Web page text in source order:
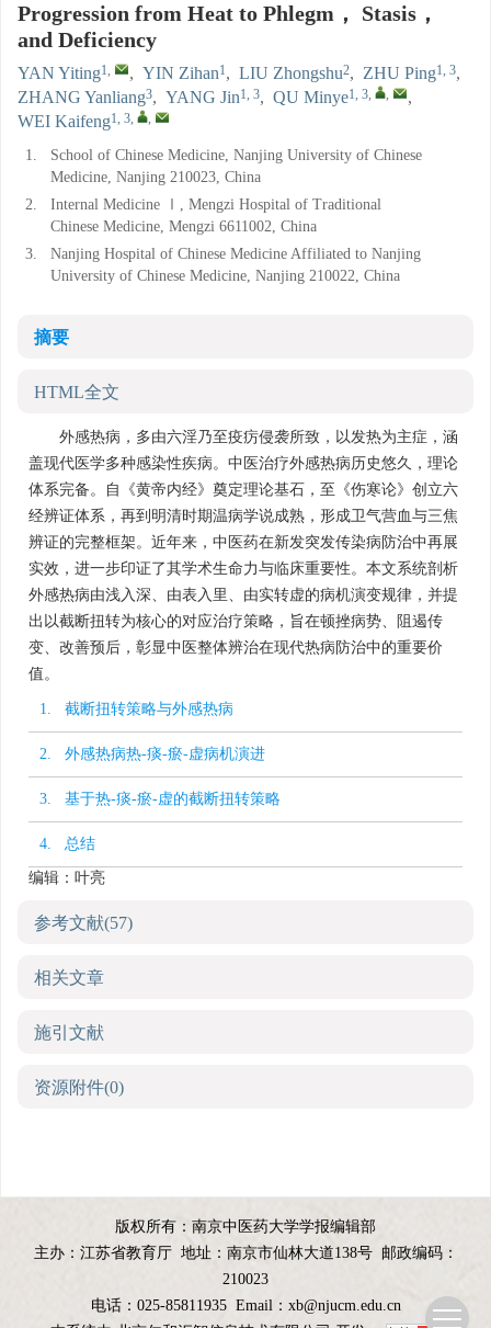
Progression from Heat to Phlegm， Stasis，
and Deficiency
YAN Yiting1, , YIN Zihan1, LIU Zhongshu2, ZHU Ping1, 3,
ZHANG Yanliang3, YANG Jin1, 3, QU Minye1, 3, ,
,
WEI Kaifeng1, 3, ,
1.
School of Chinese Medicine, Nanjing University of Chinese
Medicine, Nanjing 210023, China
2.
Internal Medicine Ⅰ, Mengzi Hospital of Traditional
Chinese Medicine, Mengzi 6611002, China
3.
Nanjing Hospital of Chinese Medicine Affiliated to Nanjing
University of Chinese Medicine, Nanjing 210022, China
摘要
HTML全文
外感热病，多由六淫乃至疫疠侵袭所致，以发热为主症，涵
盖现代医学多种感染性疾病。中医治疗外感热病历史悠久，理论
体系完备。自《黄帝内经》奠定理论基石，至《伤寒论》创立六
经辨证体系，再到明清时期温病学说成熟，形成卫气营血与三焦
辨证的完整框架。近年来，中医药在新发突发传染病防治中再展
实效，进一步印证了其学术生命力与临床重要性。本文系统剖析
外感热病由浅入深、由表入里、由实转虚的病机演变规律，并提
出以截断扭转为核心的对应治疗策略，旨在顿挫病势、阻遏传
变、改善预后，彰显中医整体辨治在现代热病防治中的重要价
值。
1. 截断扭转策略与外感热病
2. 外感热病热-痰-瘀-虚病机演进
3. 基于热-痰-瘀-虚的截断扭转策略
4. 总结
编辑：叶亮
参考文献(57)
相关文章
施引文献
资源附件(0)
版权所有：南京中医药大学学报编辑部
主办：江苏省教育厅 地址：南京市仙林大道138号
邮政编码：
210023
电话：025-85811935 Email： xb@njucm.edu.cn